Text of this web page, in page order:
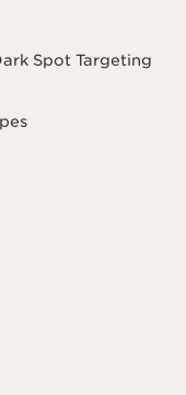
Spot Targeting